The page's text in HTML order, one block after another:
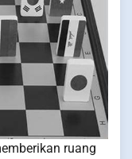
ruang